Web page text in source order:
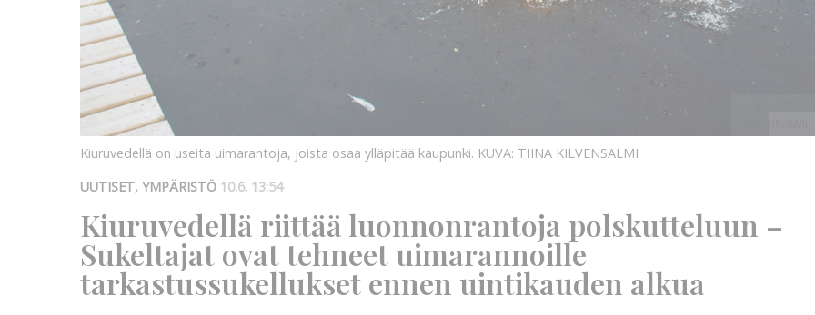
Kiuruvedellä on useita uimarantoja, joista osaa ylläpitää kaupunki. KUVA: TIINA KILVENSALMI
UUTISET, YMPÄRISTÖ 10.6. 13:54
Kiuruvedellä riittää luonnonrantoja polskutteluun –
Sukeltajat ovat tehneet uimarannoille
tarkastussukellukset ennen uintikauden alkua